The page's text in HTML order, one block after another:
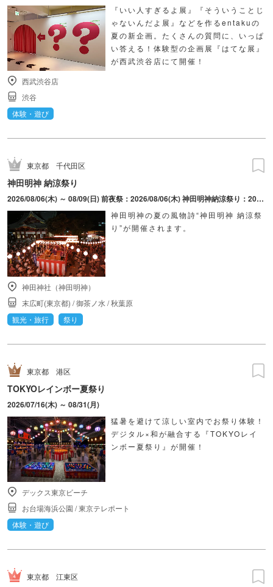
『いい人すぎるよ展』『そういうことじ
ゃないんだよ展』などを作るentakuの
夏の新企画。たくさんの質問に、いっぱ
い答える！体験型の企画展『はてな展』
が西武渋谷店にて開催！
西武渋谷店
渋谷
体験・遊び
東京都 千代田区
神田明神 納涼祭り
2026/08/06(木) ～ 08/09(日) 前夜祭：2026/08/06(木) 神田明神納涼祭り：2026/08/07(金) ～ 2026/08/09(日)
神田明神の夏の風物詩“神田明神 納涼祭
り”が開催されます。
神田神社（神田明神）
末広町(東京都) /御茶ノ水 /秋葉原
観光・旅行
祭り
東京都 港区
TOKYOレインボー夏祭り
2026/07/16(木) ～ 08/31(月)
猛暑を避けて涼しい室内でお祭り体験！
デジタル×和が融合する『TOKYOレイ
ンボー夏祭り』が開催！
デックス東京ビーチ
お台場海浜公園 /東京テレポート
体験・遊び
東京都 江東区